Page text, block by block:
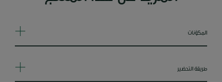
المكوّنات
طريقة التحضير